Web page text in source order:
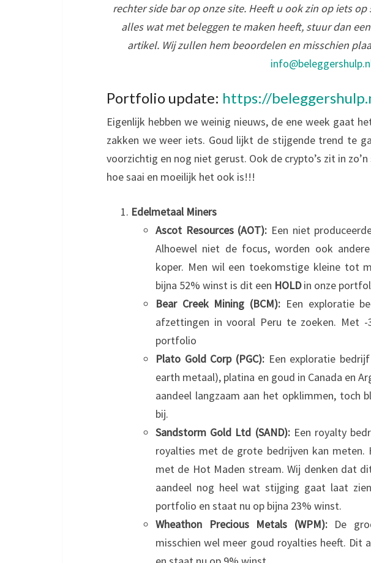
rechter side bar op onze site. Heeft u ook zin op iets
alles wat met beleggen te maken heeft, stuur dan
artikel. Wij zullen hem beoordelen en misschien
Portfolio update: https://
Eigenlijk hebben we weinig nieuws, de ene week gaat
zakken we weer iets. Goud lijkt de stijgende trend te
voorzichtig en nog niet gerust. Ook de crypto’s zit in
hoe saai en moeilijk het ook is!!!
Edelmetaal Miners
Ascot Resources (AOT): Een niet
Alhoewel niet de focus, worden ook
koper. Men wil een toekomstige kleine tot
bijna 52% winst is dit een HOLDin onze
Bear Creek Mining (BCM): Een exploratie
afzettingen in vooral Peru te zoeken. Met
portfolio
Plato Gold Corp (PGC):Een exploratie
earth metaal), platina en goud in Canada en
aandeel langzaam aan het opklimmen, toch
bij.
Sandstorm Gold Ltd (SAND): Een royalty
royalties met de grote bedrijven kan
met de Hot Maden stream. Wij denken dat
aandeel nog heel wat stijging gaat laat
portfolio en staat nu op bijna 23% winst.
Wheathon Precious Metals (WPM): De
misschien wel meer goud royalties heeft. Dit